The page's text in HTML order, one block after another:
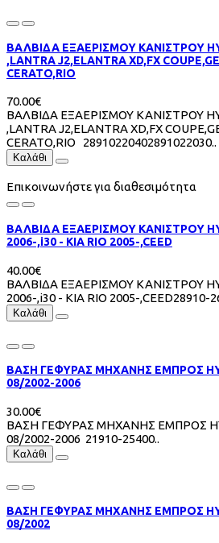
ΒΑΛΒΙΔΑ ΕΞΑΕΡΙΣΜΟΥ ΚΑΝΙΣΤΡΟΥ
,LANTRA J2,ELANTRA XD,FX
CERATO,RIO
70.00€
ΒΑΛΒΙΔΑ ΕΞΑΕΡΙΣΜΟΥ ΚΑΝΙΣΤΡΟΥ
,LANTRA J2,ELANTRA XD,FX
CERATO,RIO 28910220402891022030..
Καλάθι
Επικοινωνήστε για διαθεσιμότητα
ΒΑΛΒΙΔΑ ΕΞΑΕΡΙΣΜΟΥ ΚΑΝΙΣΤΡΟΥ
2006-,i30 - KIA RIO 2005-,CEED
40.00€
ΒΑΛΒΙΔΑ ΕΞΑΕΡΙΣΜΟΥ ΚΑΝΙΣΤΡΟΥ
2006-,i30 - KIA RIO 2005-,CEED28910-
Καλάθι
ΒΑΣΗ ΓΕΦΥΡΑΣ ΜΗΧΑΝΗΣ ΕΜΠΡΟΣ
08/2002-2006
30.00€
ΒΑΣΗ ΓΕΦΥΡΑΣ ΜΗΧΑΝΗΣ ΕΜΠΡΟΣ
08/2002-2006 21910-25400..
Καλάθι
ΒΑΣΗ ΓΕΦΥΡΑΣ ΜΗΧΑΝΗΣ ΕΜΠΡΟΣ
08/2002